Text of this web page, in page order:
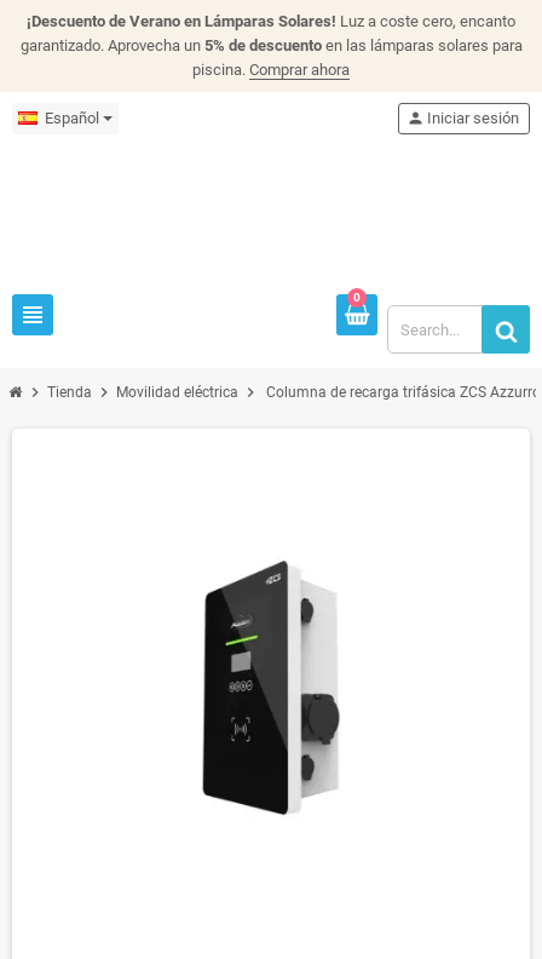
¡Descuento de Verano en Lámparas Solares! Luz a coste cero, encanto
garantizado. Aprovecha un 5% de descuentoen las lámparas solares para
piscina. Comprar ahora
Español
view_headline
person Iniciar sesión
0
chevron_right Tienda chevron_right Movilidad eléctrica chevron_right Columna de recarga trifásica ZCS